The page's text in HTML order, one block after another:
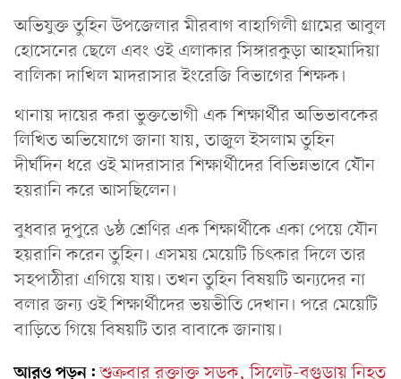
অভিযুক্ত তুহিন উপজেলার মীরবাগ বাহাগিলী গ্রামের আবুল
হোসেনের ছেলে এবং ওই এলাকার সিঙ্গারকুড়া আহমাদিয়া
বালিকা দাখিল মাদরাসার ইংরেজি বিভাগের শিক্ষক।
থানায় দায়ের করা ভুক্তভোগী এক শিক্ষার্থীর অভিভাবকের
লিখিত অভিযোগে জানা যায়, তাজুল ইসলাম তুহিন
দীর্ঘদিন ধরে ওই মাদরাসার শিক্ষার্থীদের বিভিন্নভাবে যৌন
হয়রানি করে আসছিলেন।
বুধবার দুপুরে ৬ষ্ঠ শ্রেণির এক শিক্ষার্থীকে একা পেয়ে যৌন
হয়রানি করেন তুহিন। এসময় মেয়েটি চিৎকার দিলে তার
সহপাঠীরা এগিয়ে যায়। তখন তুহিন বিষয়টি অন্যদের না
বলার জন্য ওই শিক্ষার্থীদের ভয়ভীতি দেখান। পরে মেয়েটি
বাড়িতে গিয়ে বিষয়টি তার বাবাকে জানায়।
আরও পড়ুন: শুক্রবার রক্তাক্ত সড়ক, সিলেট-বগুড়ায় নিহত